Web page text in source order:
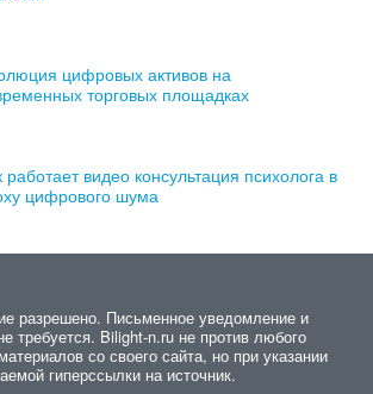
цифровых активов на
торговых площадках
работает видео консультация психолога в
цифрового шума
разрешено. Письменное уведомление и
требуется. Bilight-n.ru не против любого
со своего сайта, но при указании
гиперссылки на источник.